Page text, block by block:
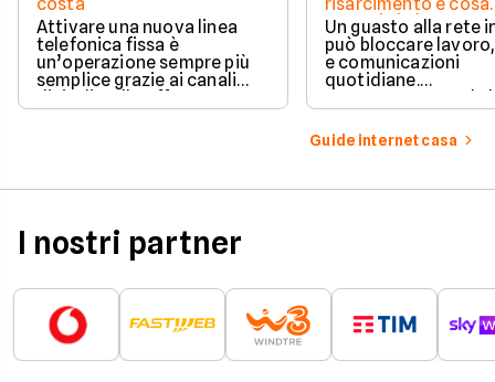
Attivare una nuova linea
telefonica fissa è
un’operazione sempre più
semplice grazie ai canali
digitali e alle offerte
integrate con internet casa.
prevede la legge
Un guasto alla rete
può bloccare
e comunicazioni
quotidiane.
Fortunatamente, la
prevede strumenti
per ottenere un
risarcimento in
Guide internet casa
I nostri partner